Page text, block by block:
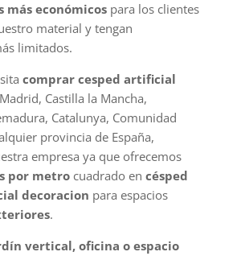
más económicospara los clientes
material y tengan
limitados.
comprar cesped artificial
Castilla la Mancha,
Catalunya, Comunidad
provincia de España,
empresa ya que ofrecemos
por metrocuadrado en césped
decoracion para espacios
.
vertical, oficina o espacio